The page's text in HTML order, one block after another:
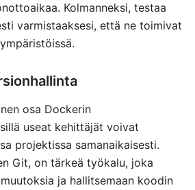
Kolmanneksi, testaa
varmistaaksesi, että ne toimivat
osa Dockerin
useat kehittäjät voivat
projektissa samanaikaisesti.
Git, on tärkeä työkalu, joka
ja hallitsemaan koodin